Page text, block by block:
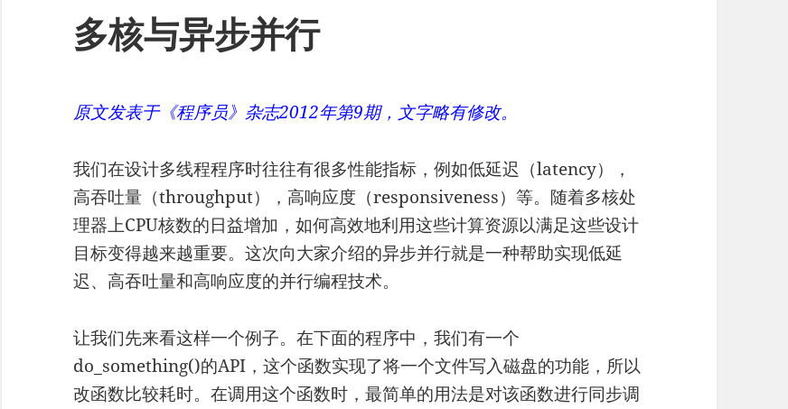
多核与异步并行
原文发表于《程序员》杂志2012年第9期，文字略有修改。
我们在设计多线程程序时往往有很多性能指标，例如低延迟（latency），
高吞吐量（throughput），高响应度（responsiveness）等。随着多核处
理器上CPU核数的日益增加，如何高效地利用这些计算资源以满足这些设计
目标变得越来越重要。这次向大家介绍的异步并行就是一种帮助实现低延
迟、高吞吐量和高响应度的并行编程技术。
让我们先来看这样一个例子。在下面的程序中，我们有一个
do_something()的API，这个函数实现了将一个文件写入磁盘的功能，所以
改函数比较耗时。在调用这个函数时，最简单的用法是对该函数进行同步调